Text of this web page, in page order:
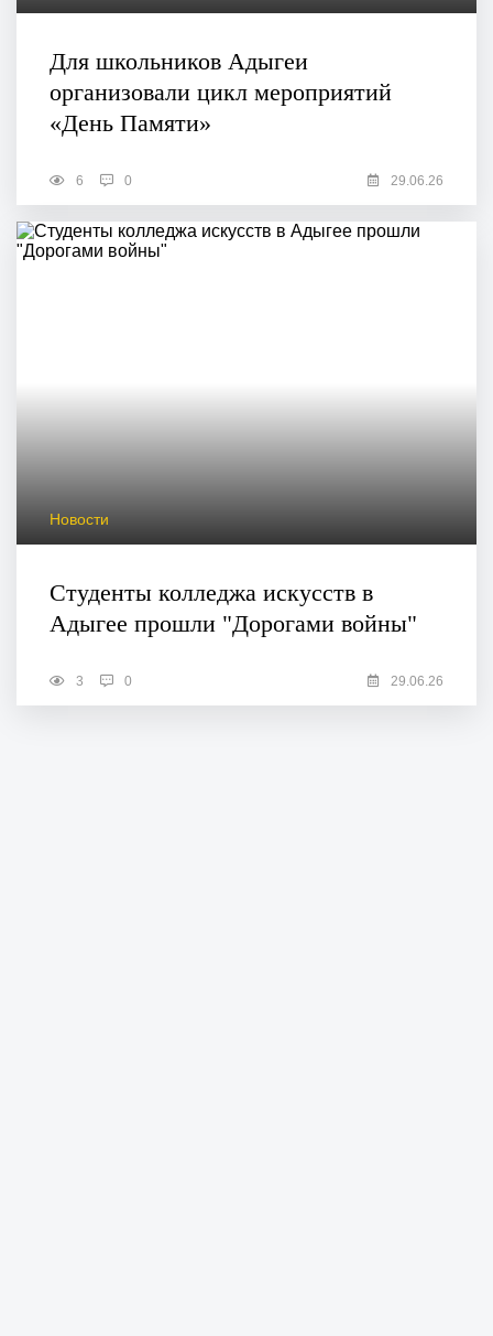
Для школьников Адыгеи
организовали цикл мероприятий
«День Памяти»
6 0 29.06.26
Новости
Студенты колледжа искусств в
Адыгее прошли "Дорогами войны"
3 0 29.06.26